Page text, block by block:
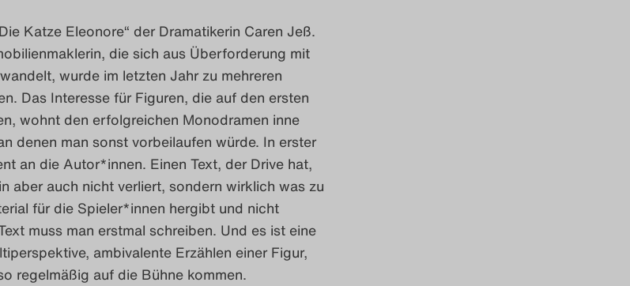
Katze Eleonore“ der Dramatikerin Caren Jeß.
die sich aus Überforderung mit
wurde im letzten Jahr zu mehreren
Das Interesse für Figuren, die auf den ersten
wohnt den erfolgreichen Monodramen inne
denen man sonst vorbeilaufen würde. In erster
an die Autor*innen. Einen Text, der Drive hat,
aber auch nicht verliert, sondern wirklich was zu
für die Spieler*innen hergibt und nicht
muss man erstmal schreiben. Und es ist eine
ambivalente Erzählen einer Figur,
regelmäßig auf die Bühne kommen.